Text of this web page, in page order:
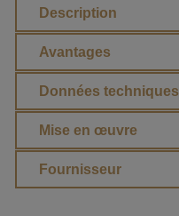
Description
Avantages
Données techniques
Mise en œuvre
Fournisseur